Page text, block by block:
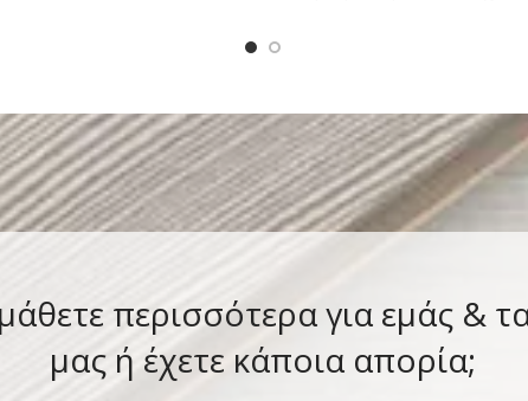
περισσότερα για εμάς &
μας ή έχετε κάποια απορία;